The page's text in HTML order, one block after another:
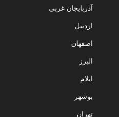
آذربایجان غربی
اردبیل
اصفهان
البرز
ایلام
بوشهر
تهران